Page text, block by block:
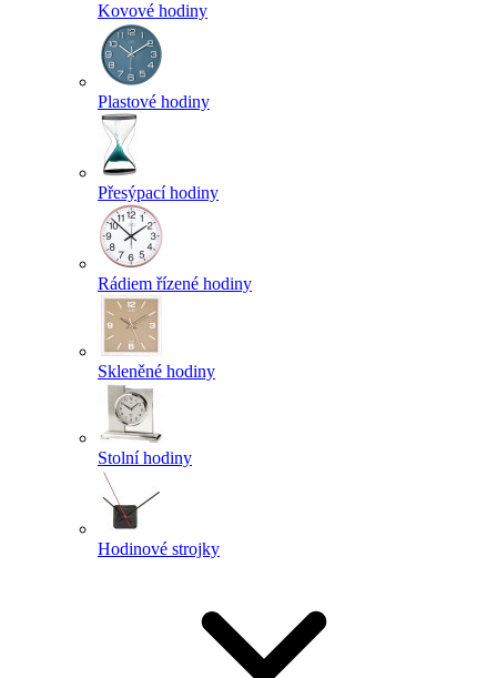
Kovové hodiny
Plastové hodiny
Přesýpací hodiny
Rádiem řízené hodiny
Skleněné hodiny
Stolní hodiny
Hodinové strojky